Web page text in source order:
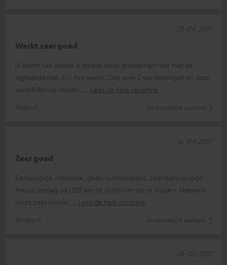
Werkt zeer goed
Ik kocht het omdat ik steeds weer problemen had met de
signaalsterkte. En: het werkt. Ook over 2 verdiepingen en door
verschillende muren.
Lees de hele recensie
Peter F.
(Automatisch vertaald *)
28-04-2017
Zeer goed
Eenvoudige installatie, geen ruimteverlies, zeer eenvoudige
massa-opslag via USB aan te sluiten en op te vragen. Netwerk
loopt zeer stabiel
Lees de hele recensie
Philipp F.
(Automatisch vertaald *)
16-04-2017
01-02-2017